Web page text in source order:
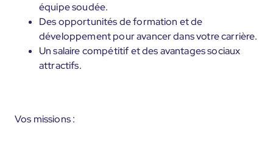
équipe soudée.
Des opportunités de formation et de
développement pour avancer dans votre carrière.
Un salaire compétitif et des avantages sociaux
attractifs.
Vos missions :